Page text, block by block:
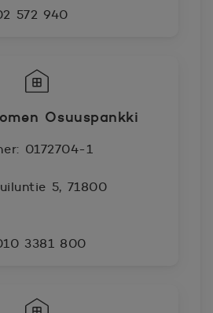
572 940
Osuuspankki
0172704-1
5, 71800
3381 800